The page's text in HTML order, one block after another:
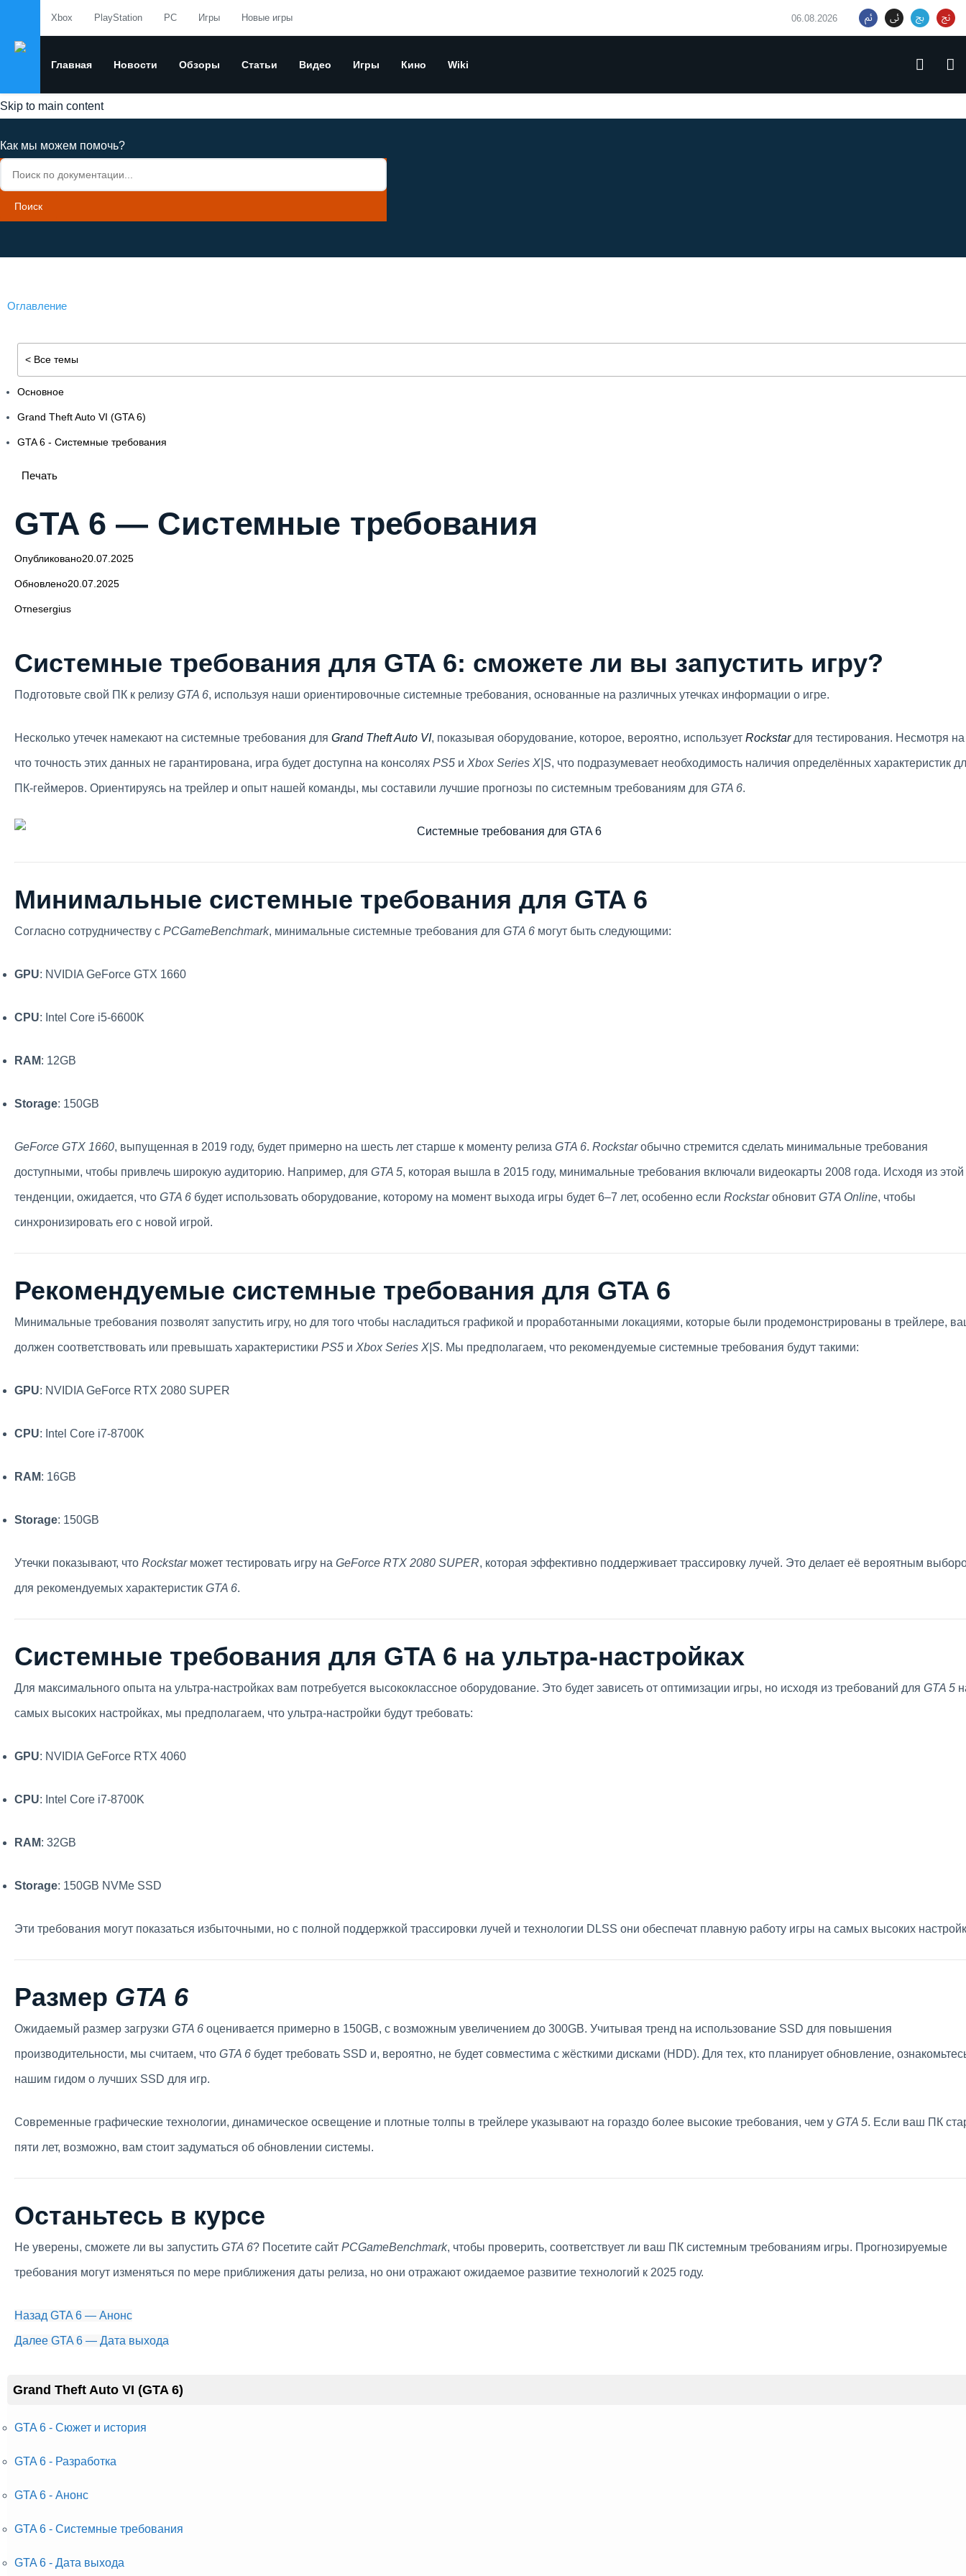
06.08.2026
Xbox PlayStation PC Игры Новые игры
Главная Новости Обзоры Статьи Видео Игры Кино Wiki
Skip to main content
Как мы можем помочь?
Поиск
Оглавление
< Все темы
Основное
Grand Theft Auto VI (GTA 6)
GTA 6 - Системные требования
Печать
GTA 6 — Системные требования
Опубликовано20.07.2025
Обновлено20.07.2025
Отnesergius
Системные требования для GTA 6: сможете ли вы запустить игру?
Подготовьте свой ПК к релизу GTA 6, используя наши ориентировочные системные требования, основанные на различных утечках информации о игре.
Несколько утечек намекают на системные требования для Grand Theft Auto VI, показывая оборудование, которое, вероятно, использует Rockstarдля тестирования. Несмотря на
что точность этих данных не гарантирована, игра будет доступна на консолях PS5 и Xbox Series X|S, что подразумевает необходимость наличия определённых характеристик
ПК-геймеров. Ориентируясь на трейлер и опыт нашей команды, мы составили лучшие прогнозы по системным требованиям для GTA 6.
Минимальные системные требования для GTA 6
Согласно сотрудничеству с PCGameBenchmark, минимальные системные требования для GTA 6 могут быть следующими:
GPU: NVIDIA GeForce GTX 1660
CPU: Intel Core i5-6600K
RAM: 12GB
Storage: 150GB
GeForce GTX 1660, выпущенная в 2019 году, будет примерно на шесть лет старше к моменту релиза GTA 6. Rockstarобычно стремится сделать минимальные требования
доступными, чтобы привлечь широкую аудиторию. Например, для GTA 5, которая вышла в 2015 году, минимальные требования включали видеокарты 2008 года. Исходя из этой
тенденции, ожидается, что GTA 6 будет использовать оборудование, которому на момент выхода игры будет 6–7 лет, особенно если Rockstarобновит GTA Online, чтобы
синхронизировать его с новой игрой.
Рекомендуемые системные требования для GTA 6
Минимальные требования позволят запустить игру, но для того чтобы насладиться графикой и проработанными локациями, которые были продемонстрированы в трейлере,
должен соответствовать или превышать характеристики PS5 и Xbox Series X|S. Мы предполагаем, что рекомендуемые системные требования будут такими:
GPU: NVIDIA GeForce RTX 2080 SUPER
CPU: Intel Core i7-8700K
RAM: 16GB
Storage: 150GB
Утечки показывают, что Rockstarможет тестировать игру на GeForce RTX 2080 SUPER, которая эффективно поддерживает трассировку лучей. Это делает её вероятным
для рекомендуемых характеристик GTA 6.
Системные требования для GTA 6 на ультра-настройках
Для максимального опыта на ультра-настройках вам потребуется высококлассное оборудование. Это будет зависеть от оптимизации игры, но исходя из требований для GTA 5
самых высоких настройках, мы предполагаем, что ультра-настройки будут требовать:
GPU: NVIDIA GeForce RTX 4060
CPU: Intel Core i7-8700K
RAM: 32GB
Storage: 150GB NVMe SSD
Эти требования могут показаться избыточными, но с полной поддержкой трассировки лучей и технологии DLSS они обеспечат плавную работу игры на самых высоких
Размер GTA 6
Ожидаемый размер загрузки GTA 6 оценивается примерно в 150GB, с возможным увеличением до 300GB. Учитывая тренд на использование SSD для повышения
производительности, мы считаем, что GTA 6 будет требовать SSD и, вероятно, не будет совместима с жёсткими дисками (HDD). Для тех, кто планирует обновление,
нашим гидом о лучших SSD для игр.
Современные графические технологии, динамическое освещение и плотные толпы в трейлере указывают на гораздо более высокие требования, чем у GTA 5. Если ваш ПК
пяти лет, возможно, вам стоит задуматься об обновлении системы.
Останьтесь в курсе
Не уверены, сможете ли вы запустить GTA 6? Посетите сайт PCGameBenchmark, чтобы проверить, соответствует ли ваш ПК системным требованиям игры. Прогнозируемые
требования могут изменяться по мере приближения даты релиза, но они отражают ожидаемое развитие технологий к 2025 году.
Назад GTA 6 — Анонс
Далее GTA 6 — Дата выхода
Grand Theft Auto VI (GTA 6)
GTA 6 - Сюжет и история
GTA 6 - Разработка
GTA 6 - Анонс
GTA 6 - Системные требования
GTA 6 - Дата выхода